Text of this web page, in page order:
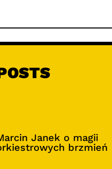
Janek o magii
brzmień